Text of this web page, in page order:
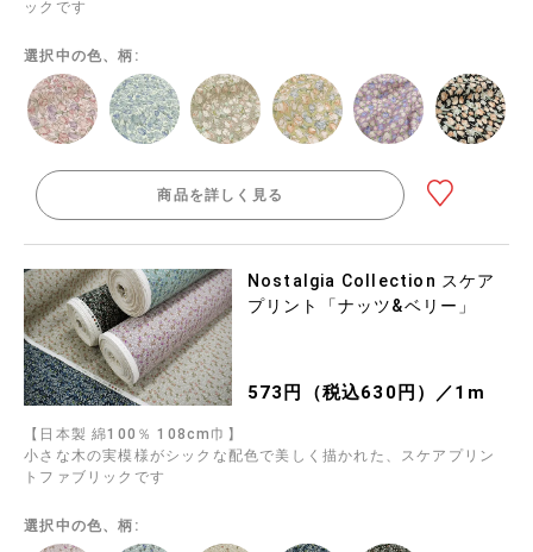
ックです
選択中の色、柄:
商品を詳しく見る
Nostalgia Collection スケア
プリント「ナッツ&ベリー」
573円（税込630円）／1m
【日本製 綿100％ 108cm巾】
小さな木の実模様がシックな配色で美しく描かれた、スケアプリン
トファブリックです
選択中の色、柄: